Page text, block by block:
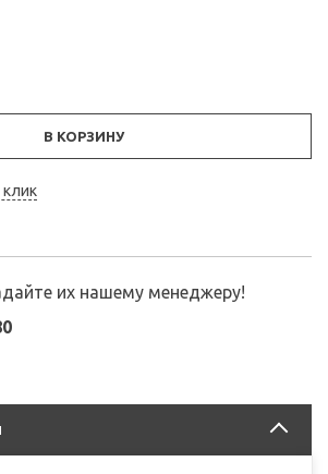
В КОРЗИНУ
их нашему менеджеру!